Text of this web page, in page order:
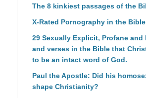
The 8 kinkiest passages of the
X-Rated Pornography in the Bible
29 Sexually Explicit, Profane and
and verses in the Bible that
to be an intact word of God.
Paul the Apostle: Did his
shape Christianity?